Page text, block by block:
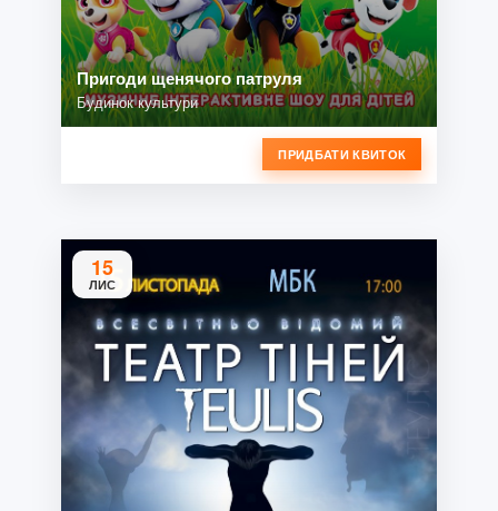
Пригоди щенячого патруля
Будинок культури
ПРИДБАТИ КВИТОК
15
ЛИС